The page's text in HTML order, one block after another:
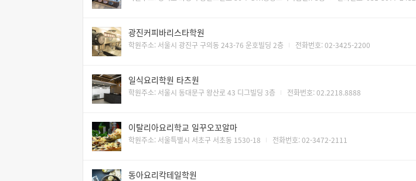
광진커피바리스타학원
학원주소: 서울시 광진구 구의동 243-76 운호빌딩 2층 전화번호: 02-3425-2200
일식요리학원 타츠원
학원주소: 서울시 동대문구 왕산로 43 디그빌딩 3층 전화번호: 02.2218.8888
이탈리아요리학교 일꾸오꼬알마
학원주소: 서울특별시 서초구 서초동 1530-18 전화번호: 02-3472-2111
동아요리칵테일학원